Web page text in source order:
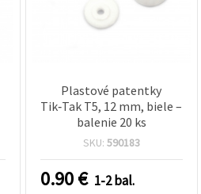
Plastové patentky
Tik‑Tak T5, 12 mm, biele –
balenie 20 ks
SKU: 590183
0.90€ 1-2 bal.